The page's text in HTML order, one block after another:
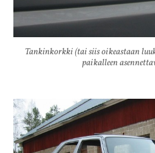
Tankinkorkki (tai siis oikeastaan
paikalleen